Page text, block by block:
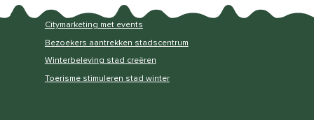
Citymarketing met events
Bezoekers aantrekken stadscentrum
Winterbeleving stad creëren
Toerisme stimuleren stad winter